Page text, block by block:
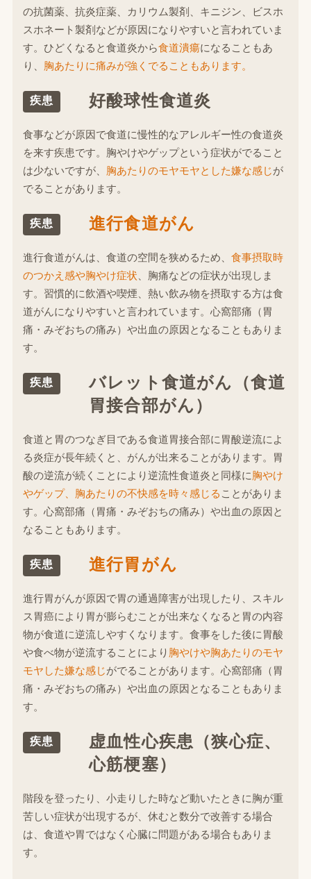
の抗菌薬、抗炎症薬、カリウム製剤、キニジン、ビスホ
スホネート製剤などが原因になりやすいと言われていま
す。ひどくなると食道炎から食道潰瘍になることもあ
り、 胸あたりに痛みが強くでることもあります。
疾患 好酸球性食道炎
食事などが原因で食道に慢性的なアレルギー性の食道炎
を来す疾患です。胸やけやゲップという症状がでること
は少ないですが、 胸あたりのモヤモヤとした嫌な感じが
でることがあります。
疾患 進行食道がん
進行食道がんは、食道の空間を狭めるため、 食事摂取時
のつかえ感や胸やけ症状 、胸痛などの症状が出現しま
す。習慣的に飲酒や喫煙、熱い飲み物を摂取する方は食
道がんになりやすいと言われています。心窩部痛（胃
痛・みぞおちの痛み）や出血の原因となることもありま
す。
疾患
バレット食道がん（食道
胃接合部がん）
食道と胃のつなぎ目である食道胃接合部に胃酸逆流によ
る炎症が長年続くと、がんが出来ることがあります。胃
酸の逆流が続くことにより逆流性食道炎と同様に胸やけ
やゲップ、胸あたりの不快感を時々感じる ことがありま
す。心窩部痛（胃痛・みぞおちの痛み）や出血の原因と
なることもあります。
疾患 進行胃がん
進行胃がんが原因で胃の通過障害が出現したり、スキル
ス胃癌により胃が膨らむことが出来なくなると胃の内容
物が食道に逆流しやすくなります。食事をした後に胃酸
や食べ物が逆流することにより 胸やけや胸あたりのモヤ
モヤした嫌な感じがでることがあります。心窩部痛（胃
痛・みぞおちの痛み）や出血の原因となることもありま
す。
疾患
虚血性心疾患（狭心症、
心筋梗塞）
階段を登ったり、小走りした時など動いたときに胸が重
苦しい症状が出現するが、休むと数分で改善する場合
は、食道や胃ではなく心臓に問題がある場合もありま
す。